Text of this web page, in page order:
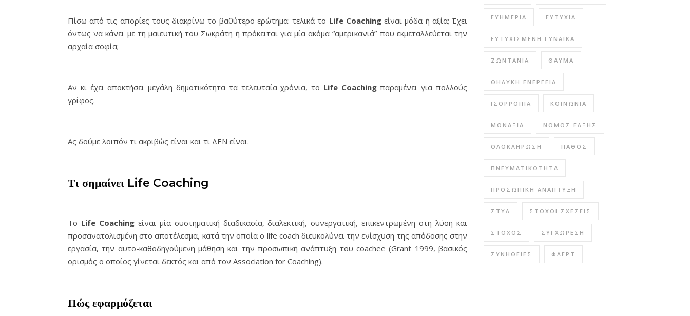
Πίσω από τις απορίες τους διακρίνω το βαθύτερο ερώτημα: τελικά το Life Coachingείναι μόδα ή αξία; Έχει
όντως να κάνει με τη μαιευτική του Σωκράτη ή πρόκειται για μία ακόμα “αμερικανιά” που εκμεταλλεύεται την
αρχαία σοφία;
Αν κι έχει αποκτήσει μεγάλη δημοτικότητα τα τελευταία χρόνια, το Life Coachingπαραμένει για πολλούς
γρίφος.
Ας δούμε λοιπόν τι ακριβώς είναι και τι ΔΕΝ είναι.
Τι σημαίνει Life Coaching
To Life Coachingείναι μία συστηματική διαδικασία, διαλεκτική, συνεργατική, επικεντρωμένη στη λύση και
προσανατολισμένη στο αποτέλεσμα, κατά την οποία ο life coach διευκολύνει την ενίσχυση της απόδοσης στην
εργασία, την αυτο-καθοδηγούμενη μάθηση και την προσωπική ανάπτυξη του coachee (Grant 1999, βασικός
ορισμός ο οποίος γίνεται δεκτός και από τον Association for Coaching).
Πώς εφαρμόζεται
ΕΥΗΜΕΡΊΑ ΕΥΤΥΧΊΑ
ΕΥΤΥΧΙΣΜΈΝΗ ΓΥΝΑΊΚΑ
ΖΩΝΤΆΝΙΑ ΘΑΎΜΑ
ΘΗΛΥΚΉ ΕΝΈΡΓΕΙΑ
ΙΣΟΡΡΟΠΊΑ ΚΟΙΝΩΝΊΑ
ΜΟΝΑΞΙΆ ΝΌΜΟΣ ΈΛΞΗΣ
ΟΛΟΚΛΉΡΩΣΗ ΠΆΘΟΣ
ΠΝΕΥΜΑΤΙΚΌΤΗΤΑ
ΠΡΟΣΩΠΙΚΉ ΑΝΆΠΤΥΞΗ
ΣΤΥΛ ΣΤΌΧΟΙ ΣΧΈΣΕΙΣ
ΣΤΌΧΟΣ ΣΥΓΧΏΡΕΣΗ
ΣΥΝΉΘΕΙΕΣ ΦΛΕΡΤ